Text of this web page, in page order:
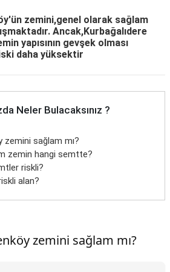
zemini,genel olarak sağlam
Ancak,Kurbağalıdere
yapısının gevşek olması
daha yüksektir
Neler Bulacaksınız ?
zemini sağlam mı?
zemin hangi semtte?
riskli?
alan?
zemini sağlam mı?